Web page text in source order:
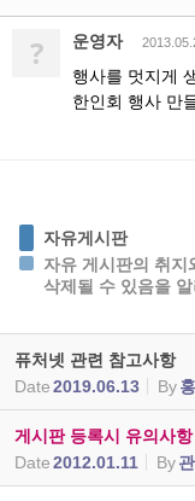
? 운영자
행사를 멋지게
한인회 행사 만
자유게시판
자유 게시판의 취지
삭제될 수 있음을
퓨처넷 관련 참고사항
Date2019.06.13 By
게시판 등록시 유의사항
Date2012.01.11 By